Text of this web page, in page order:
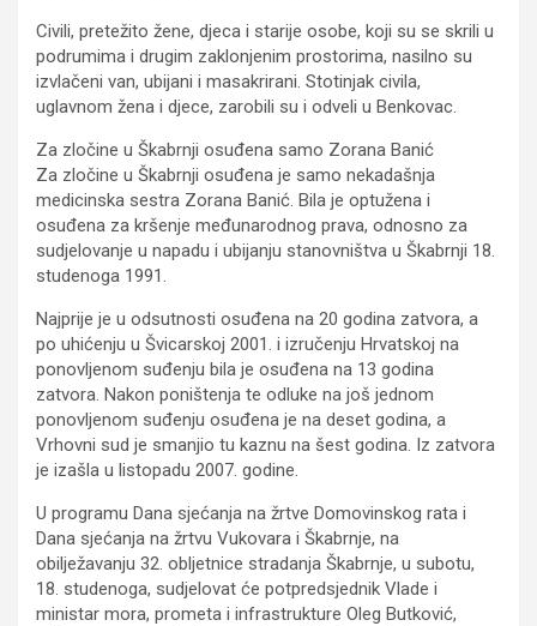
Civili, pretežito žene, djeca i starije osobe, koji su se skrili u
podrumima i drugim zaklonjenim prostorima, nasilno su
izvlačeni van, ubijani i masakrirani. Stotinjak civila,
uglavnom žena i djece, zarobili su i odveli u Benkovac.
Za zločine u Škabrnji osuđena samo Zorana Banić
Za zločine u Škabrnji osuđena je samo nekadašnja
medicinska sestra Zorana Banić. Bila je optužena i
osuđena za kršenje međunarodnog prava, odnosno za
sudjelovanje u napadu i ubijanju stanovništva u Škabrnji 18.
studenoga 1991.
Najprije je u odsutnosti osuđena na 20 godina zatvora, a
po uhićenju u Švicarskoj 2001. i izručenju Hrvatskoj na
ponovljenom suđenju bila je osuđena na 13 godina
zatvora. Nakon poništenja te odluke na još jednom
ponovljenom suđenju osuđena je na deset godina, a
Vrhovni sud je smanjio tu kaznu na šest godina. Iz zatvora
je izašla u listopadu 2007. godine.
U programu Dana sjećanja na žrtve Domovinskog rata i
Dana sjećanja na žrtvu Vukovara i Škabrnje, na
obilježavanju 32. obljetnice stradanja Škabrnje, u subotu,
18. studenoga, sudjelovat će potpredsjednik Vlade i
ministar mora, prometa i infrastrukture Oleg Butković,